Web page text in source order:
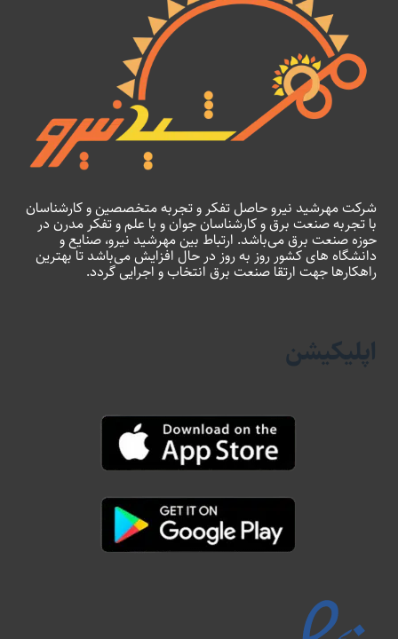
شرکت مهرشید نیرو حاصل تفکر و تجربه متخصصین و کارشناسان
با تجربه صنعت برق و کارشناسان جوان و با علم و تفکر مدرن در
حوزه صنعت برق می‌باشد. ارتباط بین مهرشید نیرو، صنایع و
دانشگاه های کشور روز به روز در حال افزایش می‌باشد تا بهترین
راهکارها جهت ارتقا صنعت برق انتخاب و اجرایی گردد.
اپلیکیشن